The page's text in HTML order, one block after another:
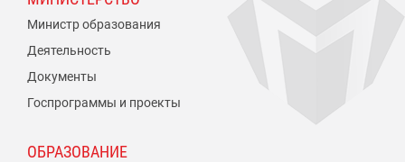
Министр образования
Деятельность
Документы
Госпрограммы и проекты
ОБРАЗОВАНИЕ